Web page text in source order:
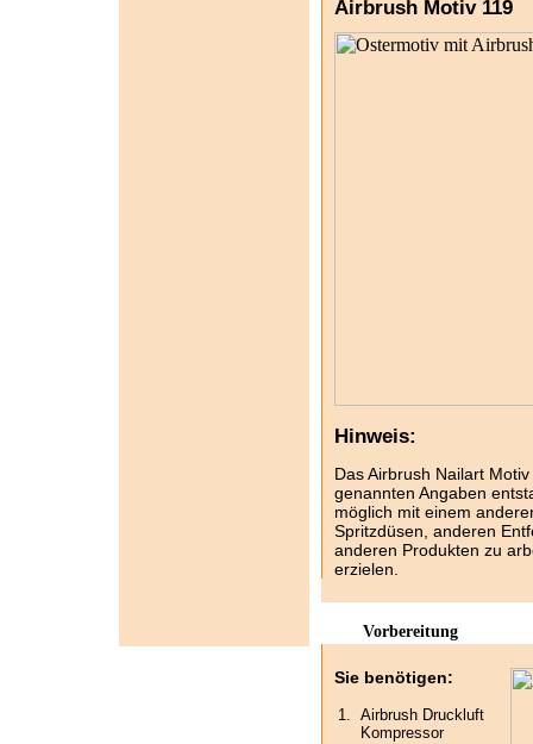
Airbrush Motiv 119
Hinweis:
Das Airbrush Nailart
genannten Angaben
möglich mit einem
Spritzdüsen, anderen
anderen Produkten zu
erzielen.
Vorbereitung
Sie benötigen:
1. Airbrush Druckluft
Kompressor